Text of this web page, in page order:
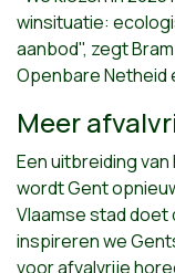
winsituatie:
aanbod", zegt
Openbare
Meer
Een uitbreiding
wordt Gent
Vlaamse stad doet
inspireren we
voor afvalvrije